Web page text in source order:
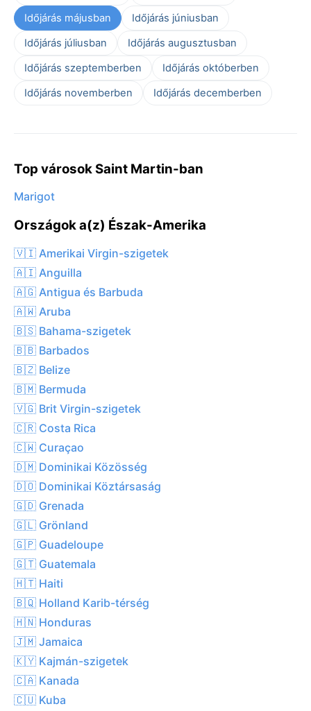
Időjárás májusban
Időjárás júniusban
Időjárás júliusban
Időjárás augusztusban
Időjárás szeptemberben
Időjárás októberben
Időjárás novemberben
Időjárás decemberben
Top városok Saint Martin-ban
Marigot
Országok a(z) Észak-Amerika
🇻🇮 Amerikai Virgin-szigetek
🇦🇮 Anguilla
🇦🇬 Antigua és Barbuda
🇦🇼 Aruba
🇧🇸 Bahama-szigetek
🇧🇧 Barbados
🇧🇿 Belize
🇧🇲 Bermuda
🇻🇬 Brit Virgin-szigetek
🇨🇷 Costa Rica
🇨🇼 Curaçao
🇩🇲 Dominikai Közösség
🇩🇴 Dominikai Köztársaság
🇬🇩 Grenada
🇬🇱 Grönland
🇬🇵 Guadeloupe
🇬🇹 Guatemala
🇭🇹 Haiti
🇧🇶 Holland Karib-térség
🇭🇳 Honduras
🇯🇲 Jamaica
🇰🇾 Kajmán-szigetek
🇨🇦 Kanada
🇨🇺 Kuba